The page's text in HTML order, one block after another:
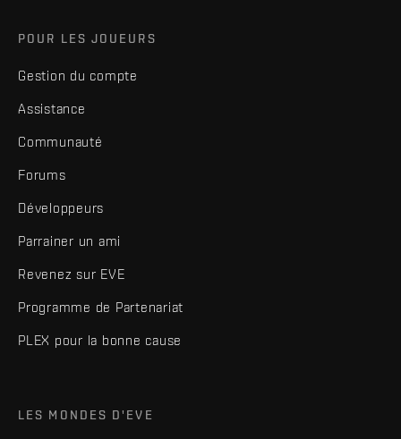
POUR LES JOUEURS
Gestion du compte
Assistance
Communauté
Forums
Développeurs
Parrainer un ami
Revenez sur EVE
Programme de Partenariat
PLEX pour la bonne cause
LES MONDES D'EVE